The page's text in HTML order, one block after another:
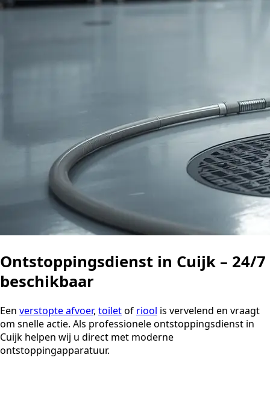
Ontstoppingsdienst in Cuijk – 24/7
beschikbaar
Een verstopte afvoer, toiletof riool is vervelend en vraagt
om snelle actie. Als professionele ontstoppingsdienst in
Cuijk helpen wij u direct met moderne
ontstoppingapparatuur.